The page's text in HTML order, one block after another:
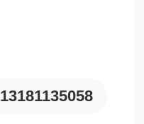
13181135058